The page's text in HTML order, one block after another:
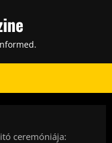
ceremóniája: